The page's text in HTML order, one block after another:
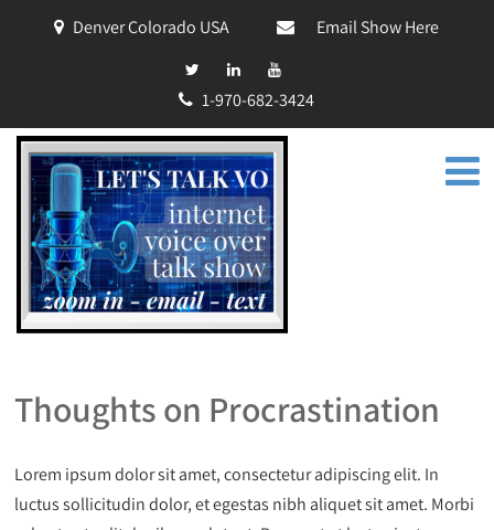
Denver Colorado USA Email Show Here
1-970-682-3424
Thoughts on Procrastination
Lorem ipsum dolor sit amet, consectetur adipiscing elit. In
luctus sollicitudin dolor, et egestas nibh aliquet sit amet. Morbi